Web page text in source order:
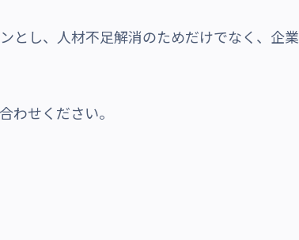
とし、人材不足解消のためだけでなく、企業
わせください。